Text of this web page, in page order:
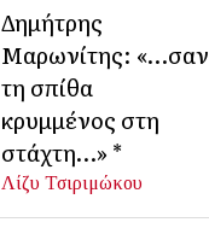
Δημήτρης
Μαρωνίτης: «…σαν
τη σπίθα
κρυμμένος στη
στάχτη…» *
Λίζυ Τσιριμώκου